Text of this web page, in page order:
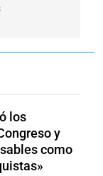
los
y
como